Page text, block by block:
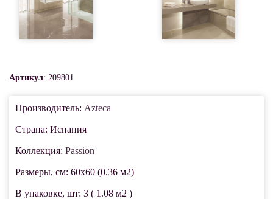
Артикул: 209801
Производитель: Azteca
Страна: Испания
Коллекция: Passion
Размеры, см: 60x60 (0.36 м2)
В упаковке, шт: 3 ( 1.08 м2 )